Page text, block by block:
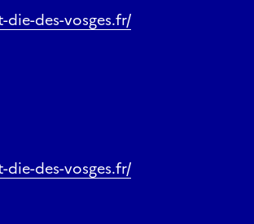
die-des-vosges.fr/
die-des-vosges.fr/